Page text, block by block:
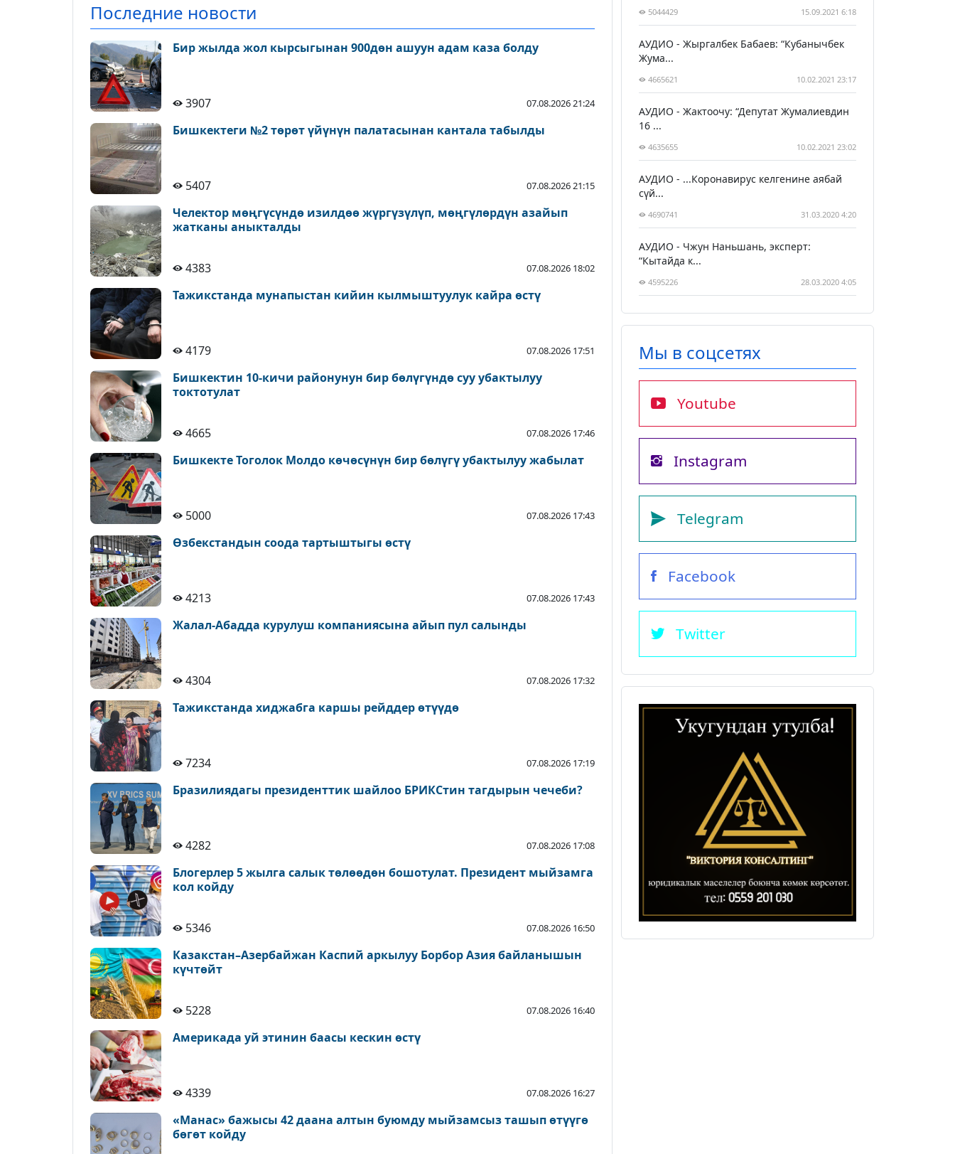
Последние новости
Бир жылда жол кырсыгынан 900дөн ашуун адам каза болду
3907 07.08.2026 21:24
Бишкектеги №2 төрөт үйүнүн палатасынан кантала табылды
5407 07.08.2026 21:15
Челектор мөңгүсүндө изилдөө жүргүзүлүп, мөңгүлөрдүн азайып
жатканы аныкталды
4383 07.08.2026 18:02
Тажикстанда мунапыстан кийин кылмыштуулук кайра өстү
4179 07.08.2026 17:51
Бишкектин 10-кичи районунун бир бөлүгүндө суу убактылуу
токтотулат
4665 07.08.2026 17:46
Бишкекте Тоголок Молдо көчөсүнүн бир бөлүгү убактылуу жабылат
5000 07.08.2026 17:43
Өзбекстандын соода тартыштыгы өстү
4213 07.08.2026 17:43
Жалал-Абадда курулуш компаниясына айып пул салынды
4304 07.08.2026 17:32
Тажикстанда хиджабга каршы рейддер өтүүдө
7234 07.08.2026 17:19
Бразилиядагы президенттик шайлоо БРИКСтин тагдырын чечеби?
4282 07.08.2026 17:08
Блогерлер 5 жылга салык төлөөдөн бошотулат. Президент мыйзамга
кол койду
5346 07.08.2026 16:50
Казакстан–Азербайжан Каспий аркылуу Борбор Азия байланышын
күчтөйт
5228 07.08.2026 16:40
Америкада уй этинин баасы кескин өстү
4339 07.08.2026 16:27
«Манас» бажысы 42 даана алтын буюмду мыйзамсыз ташып өтүүгө
бөгөт койду
5044429 15.09.2021 6:18
АУДИО - Жыргалбек Бабаев: “Кубанычбек
Жума...
4665621 10.02.2021 23:17
АУДИО - Жактоочу: “Депутат Жумалиевдин
16 ...
4635655 10.02.2021 23:02
АУДИО - ...Коронавирус келгенине аябай
сүй...
4690741 31.03.2020 4:20
АУДИО - Чжун Наньшань, эксперт:
“Кытайда к...
4595226 28.03.2020 4:05
Мы в соцсетях
Youtube
Instagram
Telegram
Facebook
Twitter